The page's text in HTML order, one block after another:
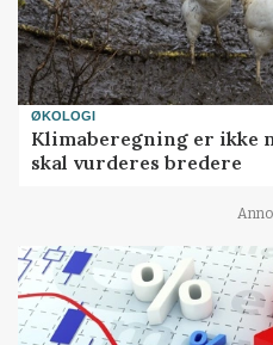
ØKOLOGI
Klimaberegning er ikke
skal vurderes bredere